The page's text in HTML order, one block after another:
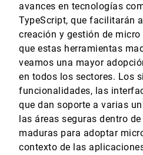
avances en tecnologías
TypeScript, que facilitarán
creación y gestión de
que estas herramientas
veamos una mayor
en todos los sectores. Los
funcionalidades, las
que dan soporte a varias
las áreas seguras dentro
maduras para adoptar
contexto de las